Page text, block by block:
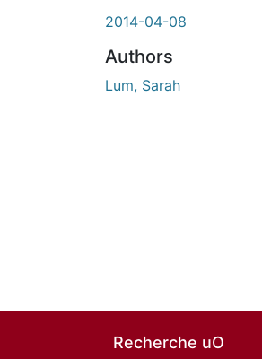
2014-04-08
Authors
Lum, Sarah
Recherche uO